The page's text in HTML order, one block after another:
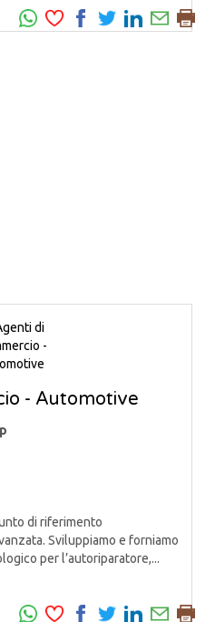
- Automotive
di riferimento
Sviluppiamo e forniamo
per l’autoriparatore,...